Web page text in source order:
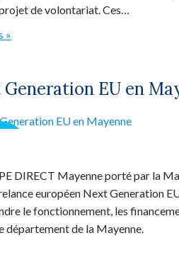
de volontariat. Ces…
»
EU en
DIRECT Mayenne porté par la
européen Next Generation
le fonctionnement, les
département de la Mayenne.